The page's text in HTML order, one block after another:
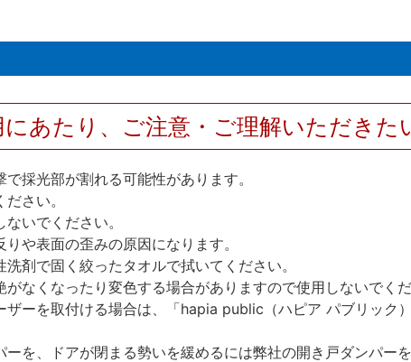
にあたり、ご注意・ご理解いただきた
採光部が割れる可能性があります。
さい。
いでください。
や表面の歪みの原因になります。
剤で固く絞ったタオルで拭いてください。
なくなったり変色する場合がありますので使用しないでく
ーを取付ける場合は、「hapia public（ハピア パブリック
を、ドアが閉まる勢いを緩めるには弊社の開き戸ダンパー